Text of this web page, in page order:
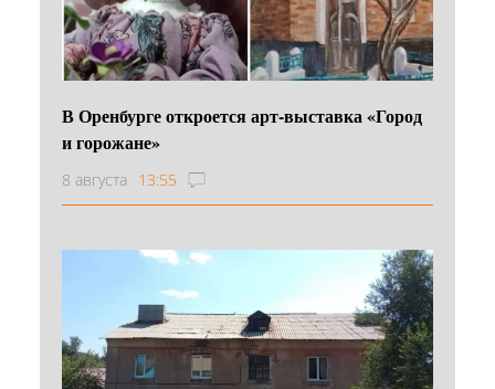
В Оренбурге откроется арт-выставка «Город
и горожане»
8 августа 13:55